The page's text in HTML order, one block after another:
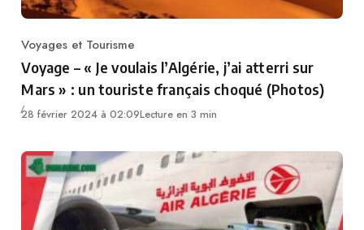
Category
Voyages et Tourisme
Voyage – « Je voulais l’Algérie, j’ai atterri sur
Mars » : un touriste français choqué (Photos)
28 février 2024 à 02:09Lecture en 3 min